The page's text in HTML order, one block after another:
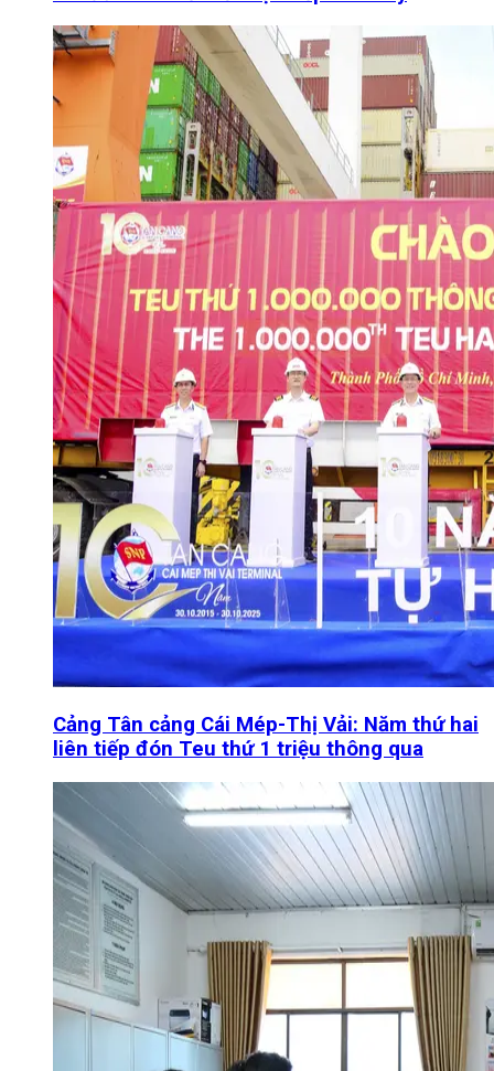
Cảng Tân cảng Cái Mép-Thị Vải: Năm thứ hai
liên tiếp đón Teu thứ 1 triệu thông qua